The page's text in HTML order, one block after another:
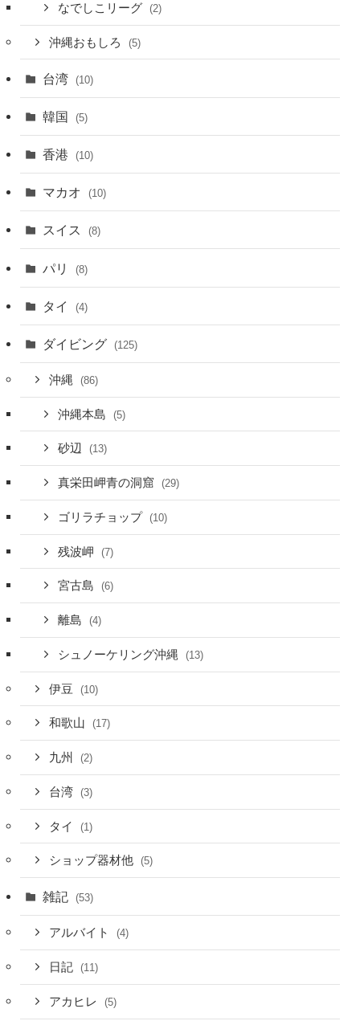
なでしこリーグ (2)
沖縄おもしろ (5)
台湾 (10)
韓国 (5)
香港 (10)
マカオ (10)
スイス (8)
パリ (8)
タイ (4)
ダイビング (125)
沖縄 (86)
沖縄本島 (5)
砂辺 (13)
真栄田岬青の洞窟 (29)
ゴリラチョップ (10)
残波岬 (7)
宮古島 (6)
離島 (4)
シュノーケリング沖縄 (13)
伊豆 (10)
和歌山 (17)
九州 (2)
台湾 (3)
タイ (1)
ショップ器材他 (5)
雑記 (53)
アルバイト (4)
日記 (11)
アカヒレ (5)